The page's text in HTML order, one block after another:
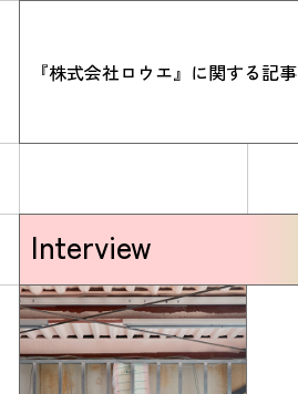
CO₂削減効果を測る
Action list
アクションリスト
『株式会社ロウエ』に関する記事
Interview